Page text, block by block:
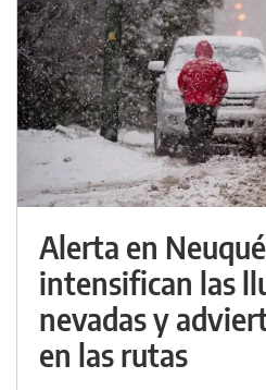
Alerta en
intensifican las
nevadas y
en las rutas